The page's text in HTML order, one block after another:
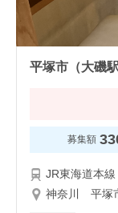
平塚市（大磯
募集額
神奈川 平塚